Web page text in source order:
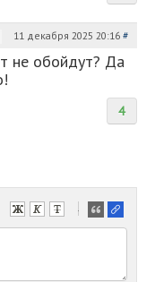
11 декабря 2025 20:16 #
не обойдут? Да
4
-
-